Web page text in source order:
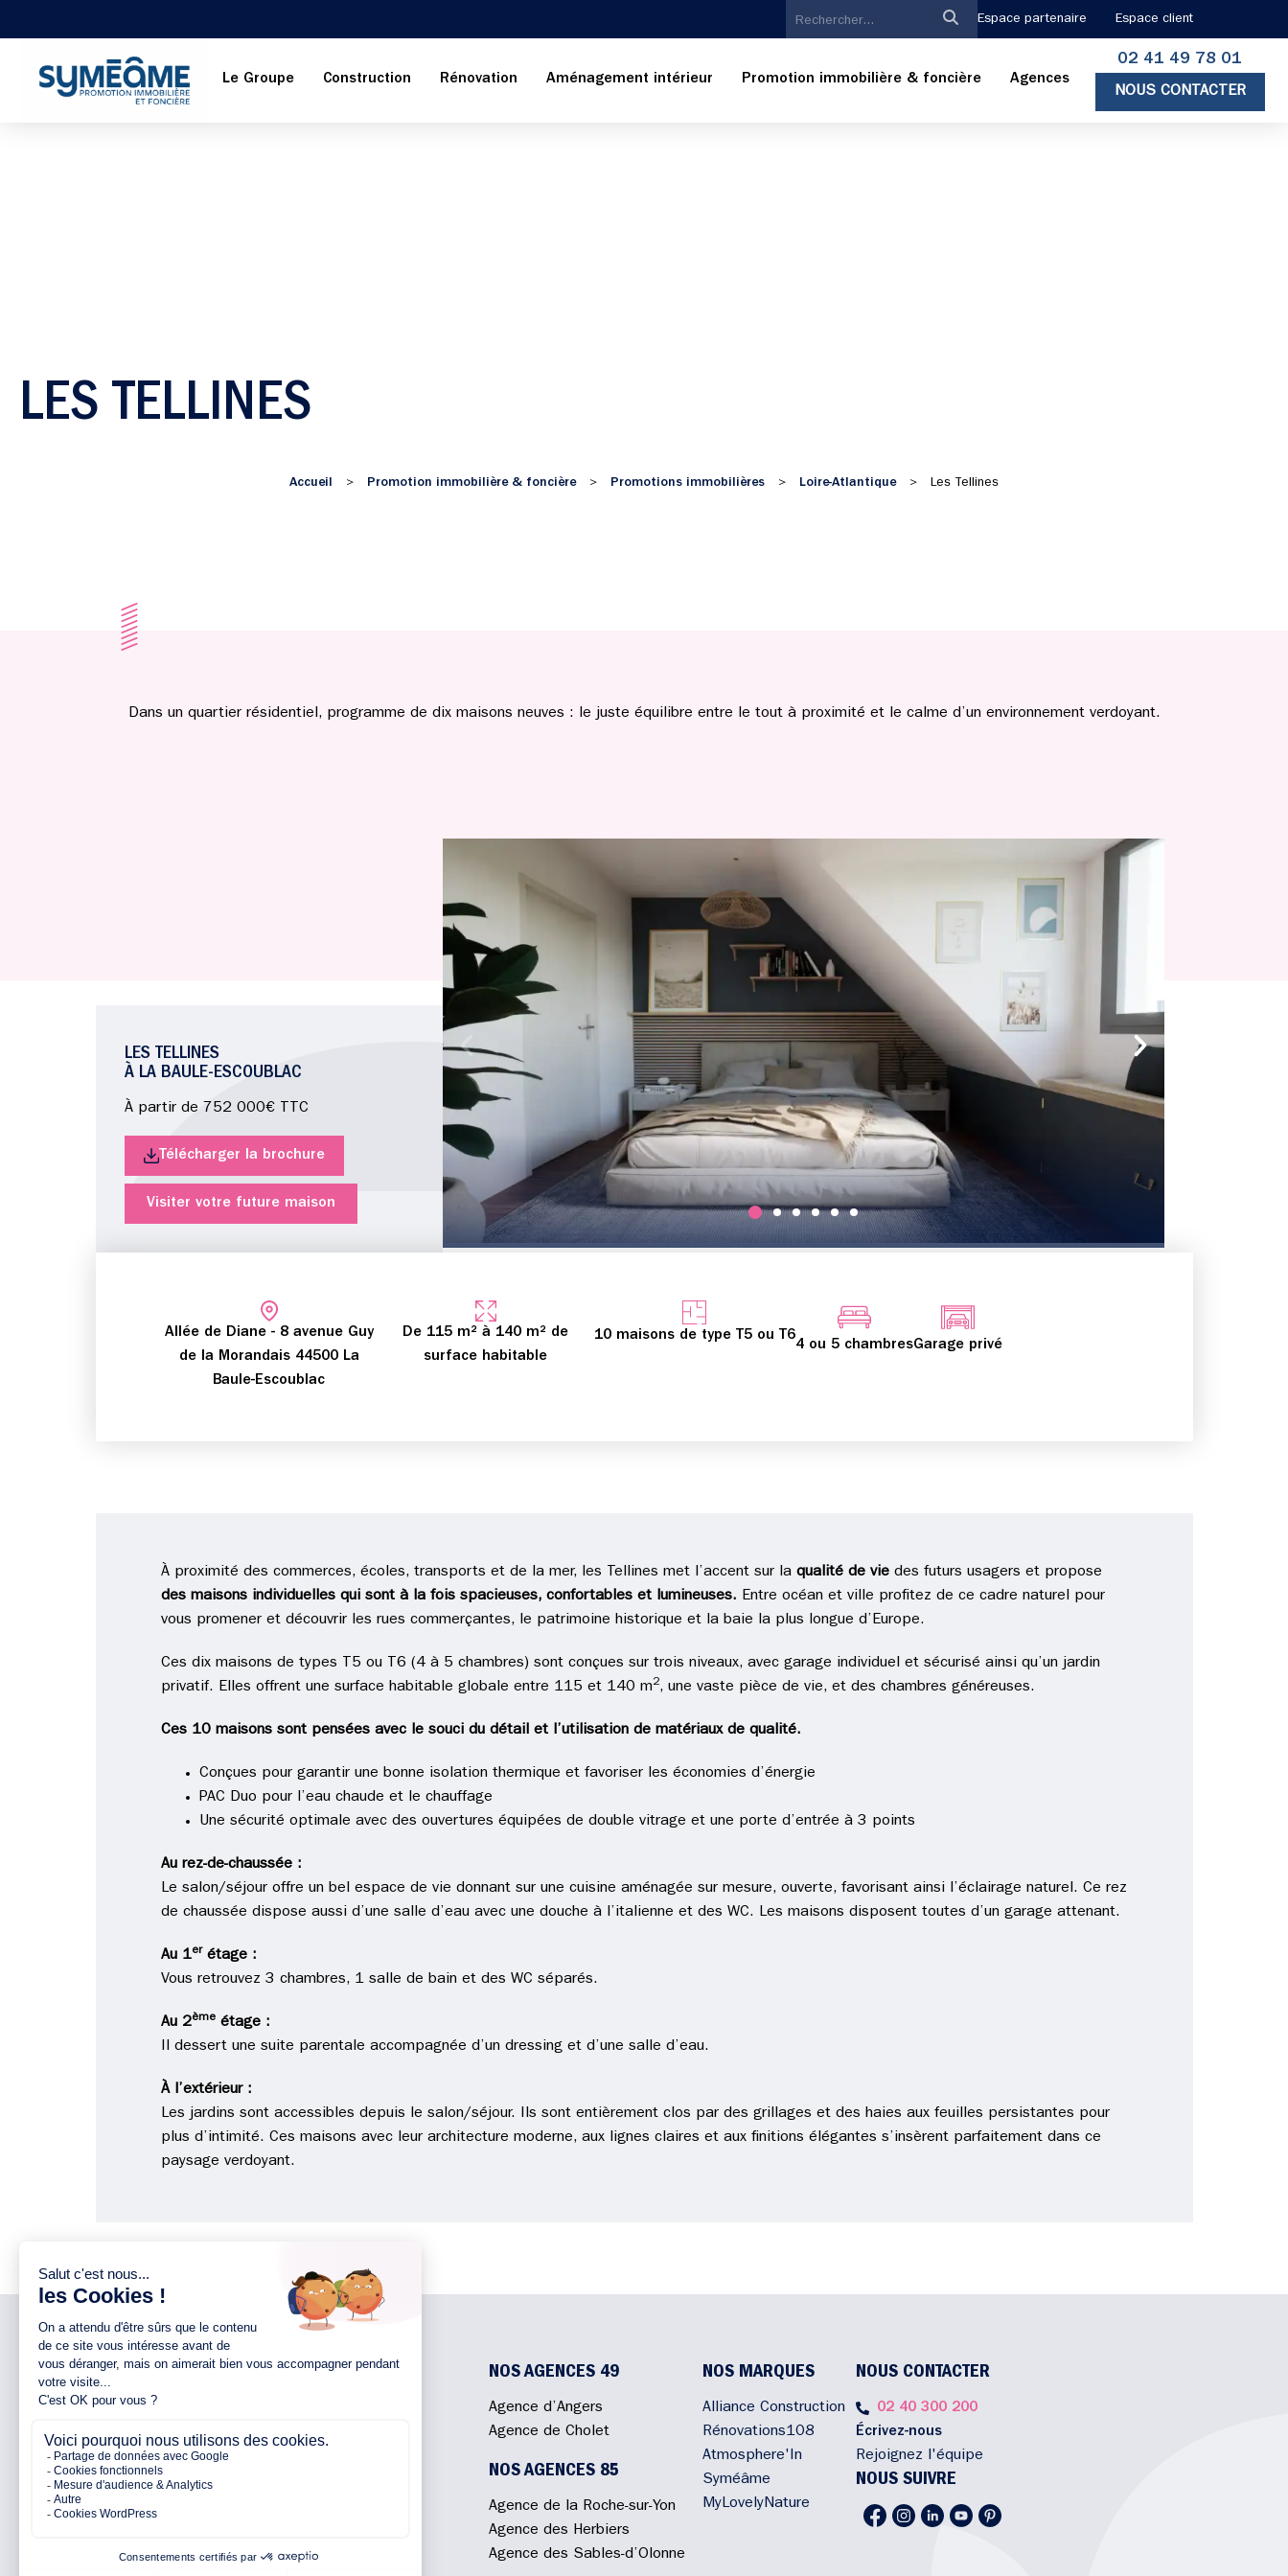
Espace partenaire Espace client
Le Groupe Construction Rénovation Aménagement intérieur Promotion immobilière & foncière Agences
02 41 49 78 01
NOUS CONTACTER
LES TELLINES
Accueil > Promotion immobilière & foncière > Promotions immobilières > Loire-Atlantique > Les Tellines
Dans un quartier résidentiel, programme de dix maisons neuves : le juste équilibre entre le tout à proximité et le calme d’un environnement verdoyant.
LES TELLINES
À LA BAULE-ESCOUBLAC
À partir de 752 000€ TTC
Télécharger la brochure
Visiter votre future maison
Allée de Diane - 8 avenue Guy
de la Morandais 44500 La
Baule-Escoublac
De 115 m² à 140 m² de
surface habitable
10 maisons de type T5 ou T6
4 ou 5 chambresGarage privé
À proximité des commerces, écoles, transports et de la mer, les Tellines met l’accent sur la qualité de viedes futurs usagers et propose
des maisons individuelles qui sont à la fois spacieuses, confortables et lumineuses. Entre océan et ville profitez de ce cadre naturel pour
vous promener et découvrir les rues commerçantes, le patrimoine historique et la baie la plus longue d’Europe.
Ces dix maisons de types T5 ou T6 (4 à 5 chambres) sont conçues sur trois niveaux, avec garage individuel et sécurisé ainsi qu’un jardin
privatif. Elles offrent une surface habitable globale entre 115 et 140 m2, une vaste pièce de vie, et des chambres généreuses.
Ces 10 maisons sont pensées avec le souci du détail et l’utilisation de matériaux de qualité.
Conçues pour garantir une bonne isolation thermique et favoriser les économies d’énergie
PAC Duo pour l’eau chaude et le chauffage
Une sécurité optimale avec des ouvertures équipées de double vitrage et une porte d’entrée à 3 points
Au rez-de-chaussée :
Le salon/séjour offre un bel espace de vie donnant sur une cuisine aménagée sur mesure, ouverte, favorisant ainsi l’éclairage naturel. Ce rez
de chaussée dispose aussi d’une salle d’eau avec une douche à l’italienne et des WC. Les maisons disposent toutes d’un garage attenant.
Au 1er étage :
Vous retrouvez 3 chambres, 1 salle de bain et des WC séparés.
Au 2èmeétage :
Il dessert une suite parentale accompagnée d’un dressing et d’une salle d’eau.
À l’extérieur :
Les jardins sont accessibles depuis le salon/séjour. Ils sont entièrement clos par des grillages et des haies aux feuilles persistantes pour
plus d’intimité. Ces maisons avec leur architecture moderne, aux lignes claires et aux finitions élégantes s’insèrent parfaitement dans ce
paysage verdoyant.
NOTRE ENTREPRISE
Notre entreprise
Nos engagements
Nos partenaires
Avis clients
NOS AGENCES 44
Agence de Nantes
NOS AGENCES 49
Agence d’Angers
Agence de Cholet
NOS AGENCES 85
Agence de la Roche-sur-Yon
Agence des Herbiers
Agence des Sables-d’Olonne
NOS MARQUES
Alliance Construction
Rénovations108
Atmosphere'In
Syméâme
MyLovelyNature
NOUS CONTACTER
02 40 300 200
Écrivez-nous
Rejoignez l'équipe
NOUS SUIVRE